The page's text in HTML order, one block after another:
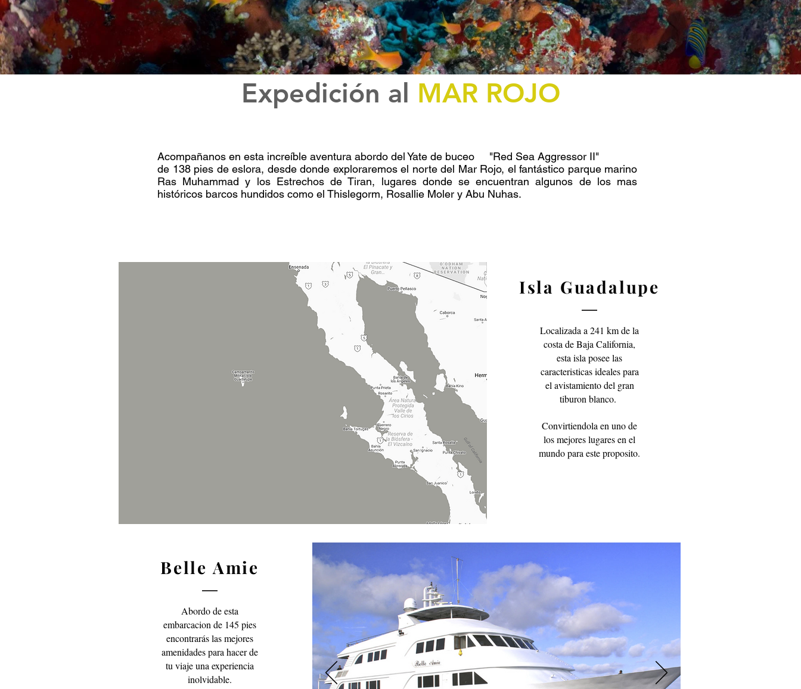
Expedición al MAR ROJO
Acompañanos en esta increíble aventura abordo del Yate de buceo "Red Sea Aggressor II"
de 138 pies de eslora, desde donde exploraremos el norte del Mar Rojo, el fantástico parque marino
Ras Muhammad y los Estrechos de Tiran, lugares donde se encuentran algunos de los mas
históricos barcos hundidos como el Thislegorm, Rosallie Moler y Abu Nuhas.
Isla Guadalupe
Localizada a 241 km de la
costa de Baja California,
esta isla posee las
caracteristicas ideales para
el avistamiento del gran
tiburon blanco.
Convirtiendola en uno de
los mejores lugares en el
mundo para este proposito.
Belle Amie
Abordo de esta
embarcacion de 145 pies
encontrarás las mejores
amenidades para hacer de
tu viaje una experiencia
inolvidable.